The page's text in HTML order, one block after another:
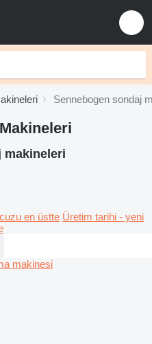
Sennebogen sondaj
makineleri
en üstte Üretim tarihi - yeni